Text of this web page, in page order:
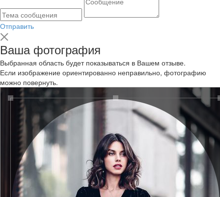
Отправить
Ваша фотография
Выбранная область будет показываться в Вашем отзыве.
Если изображение ориентированно неправильно, фотографию
можно повернуть.